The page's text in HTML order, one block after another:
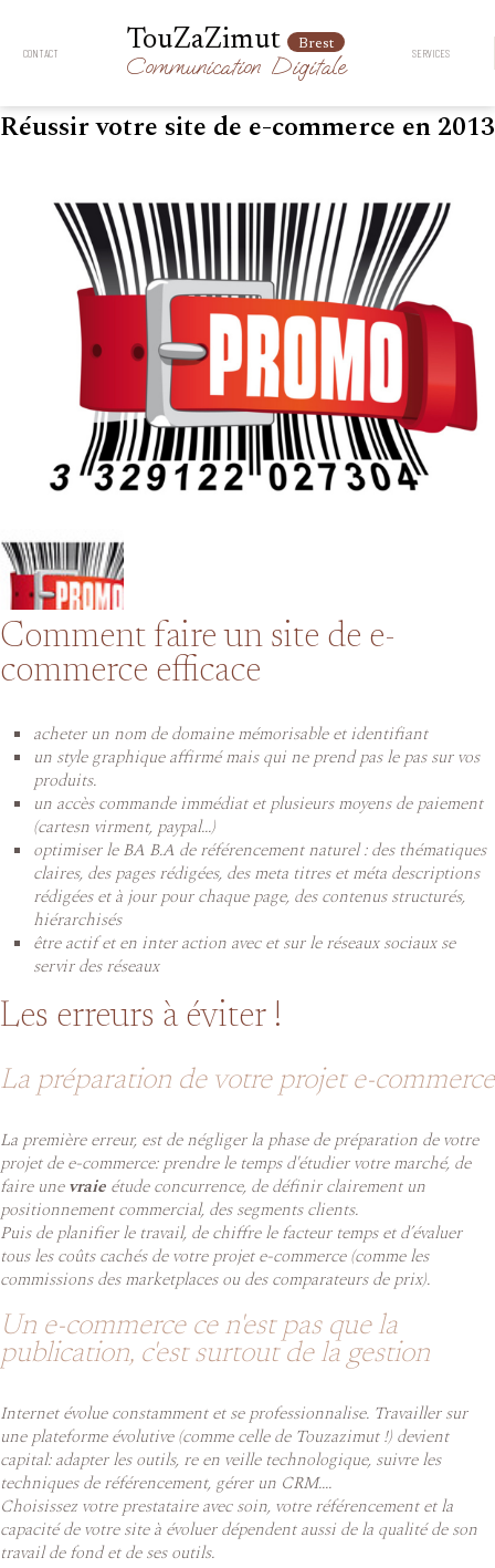
CONTACT TouZaZimut Brest
Communication Digitale SERVICES
Réussir votre site de e-commerce en 2013
Comment faire un site de e-
commerce efficace
acheter un nom de domaine mémorisable et identifiant
un style graphique affirmé mais qui ne prend pas le pas sur vos
produits.
un accès commande immédiat et plusieurs moyens de paiement
(cartesn virment, paypal...)
optimiser le BA B.A de référencement naturel : des thématiques
claires, des pages rédigées, des meta titres et méta descriptions
rédigées et à jour pour chaque page, des contenus structurés,
hiérarchisés
être actif et en inter action avec et sur le réseaux sociaux se
servir des réseaux
Les erreurs à éviter !
La préparation de votre projet e-commerce
La première erreur, est de négliger la phase de préparation de votre
projet de e-commerce: prendre le temps d'étudier votre marché, de
faire unevraie étude concurrence, de définir clairement un
positionnement commercial, des segments clients.
Puis de planifier le travail, de chiffre le facteur temps et d’évaluer
tous les coûts cachés de votre projet e-commerce (comme les
commissions des marketplaces ou des comparateurs de prix).
Un e-commerce ce n'est pas que la
publication, c'est surtout de la gestion
Internet évolue constamment et se professionnalise. Travailler sur
une plateforme évolutive (comme celle de Touzazimut !) devient
capital: adapter les outils, re en veille technologique, suivre les
techniques de référencement, gérer un CRM....
Choisissez votre prestataire avec soin, votre référencement et la
capacité de votre site à évoluer dépendent aussi de la qualité de son
travail de fond et de ses outils.